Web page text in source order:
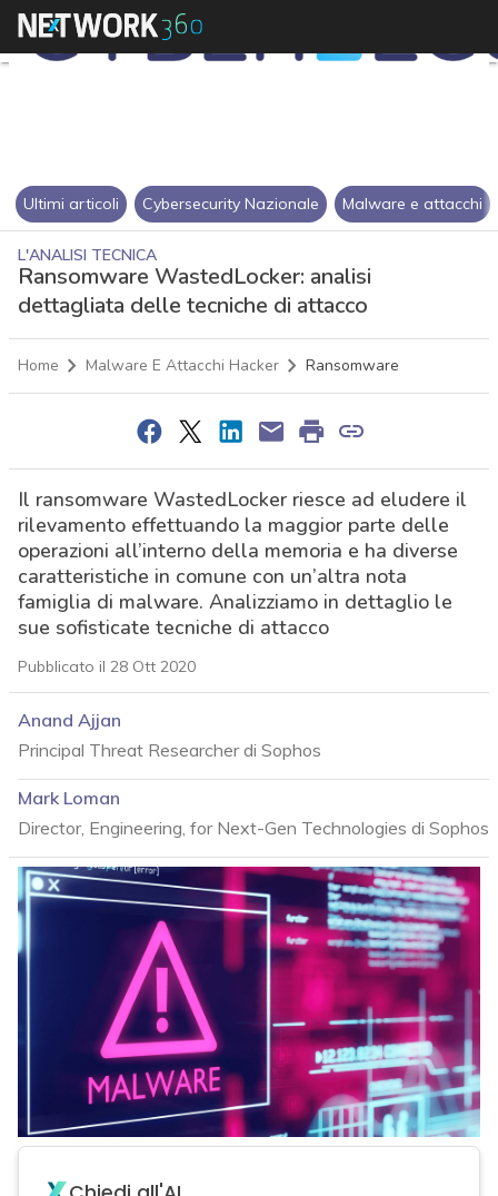
Ultimi articoli Cybersecurity Nazionale Malware e attacchi
L'ANALISI TECNICA
Ransomware WastedLocker: analisi
dettagliata delle tecniche di attacco
Home Malware E Attacchi Hacker Ransomware
Il ransomware WastedLocker riesce ad eludere il
rilevamento effettuando la maggior parte delle
operazioni all’interno della memoria e ha diverse
caratteristiche in comune con un’altra nota
famiglia di malware. Analizziamo in dettaglio le
sue sofisticate tecniche di attacco
Pubblicato il 28 Ott 2020
Anand Ajjan
Principal Threat Researcher di Sophos
Mark Loman
Director, Engineering, for Next-Gen Technologies di Sophos